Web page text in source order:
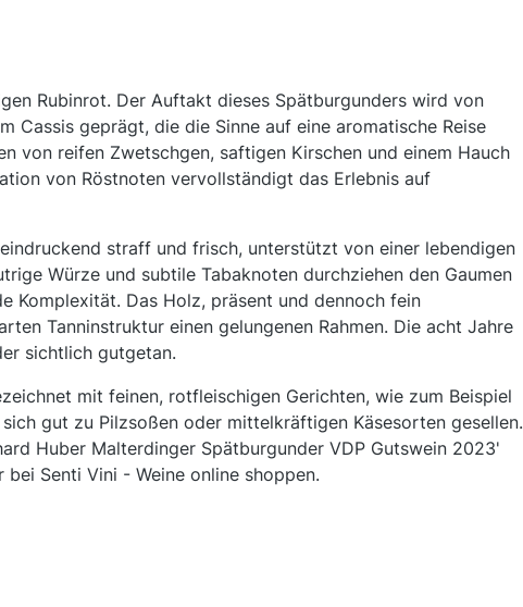
Rubinrot. Der Auftakt dieses Spätburgunders wird von
Cassis geprägt, die die Sinne auf eine aromatische Reise
von reifen Zwetschgen, saftigen Kirschen und einem Hauch
von Röstnoten vervollständigt das Erlebnis auf
straff und frisch, unterstützt von einer lebendigen
Würze und subtile Tabaknoten durchziehen den Gaumen
Komplexität. Das Holz, präsent und dennoch fein
Tanninstruktur einen gelungenen Rahmen. Die acht Jahre
sichtlich gutgetan.
mit feinen, rotfleischigen Gerichten, wie zum Beispiel
gut zu Pilzsoßen oder mittelkräftigen Käsesorten gesellen.
Huber Malterdinger Spätburgunder VDP Gutswein 2023'
Senti Vini - Weine online shoppen.